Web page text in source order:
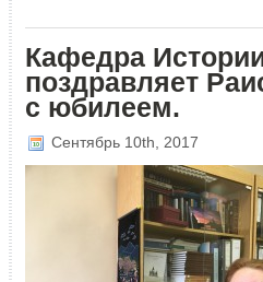
Кафедра
поздравляет
с юбилеем.
Сентябрь 10th, 2017